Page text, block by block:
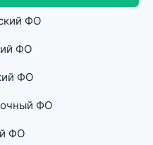
ФО
ФО
ФО
ФО
ФО